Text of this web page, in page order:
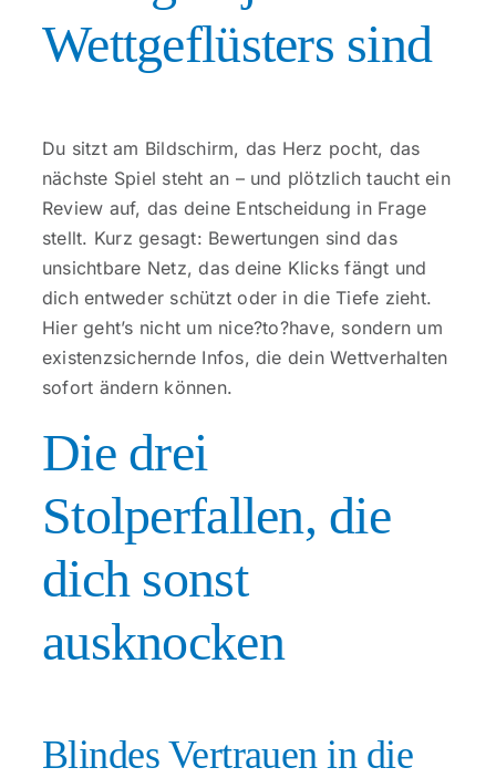
Wettgeflüsters sind
Du sitzt am Bildschirm, das Herz pocht, das
nächste Spiel steht an – und plötzlich taucht ein
Review auf, das deine Entscheidung in Frage
stellt. Kurz gesagt: Bewertungen sind das
unsichtbare Netz, das deine Klicks fängt und
dich entweder schützt oder in die Tiefe zieht.
Hier geht’s nicht um nice?to?have, sondern um
existenzsichernde Infos, die dein Wettverhalten
sofort ändern können.
Die drei
Stolperfallen, die
dich sonst
ausknocken
Blindes Vertrauen in die